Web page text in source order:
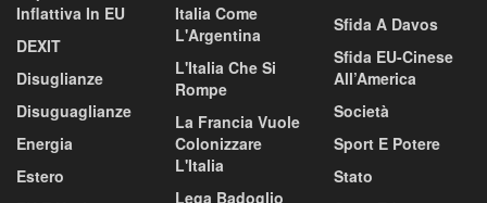
Inflattiva In EU
DEXIT
Disuglianze
Disuguaglianze
Energia
Estero
Italia Come
L'Argentina
L'Italia Che Si
Rompe
La Francia Vuole
Colonizzare
L'Italia
Lega Badoglio
Sfida A Davos
Sfida EU-Cinese
All’America
Società
Sport E Potere
Stato